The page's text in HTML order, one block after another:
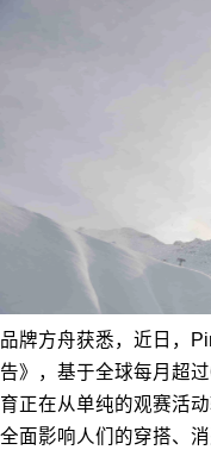
品牌方舟获悉，近日，
告》，基于全球每月超
育正在从单纯的观赛活
全面影响人们的穿搭、